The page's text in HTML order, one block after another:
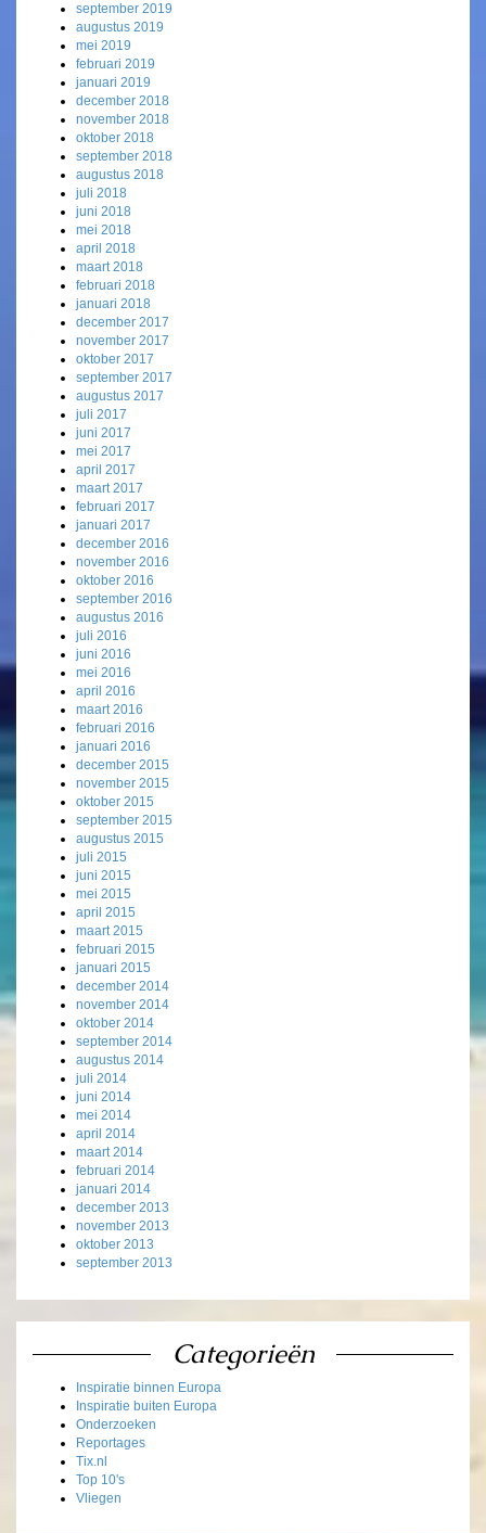
september 2019
augustus 2019
mei 2019
februari 2019
januari 2019
december 2018
november 2018
oktober 2018
september 2018
augustus 2018
juli 2018
juni 2018
mei 2018
april 2018
maart 2018
februari 2018
januari 2018
december 2017
november 2017
oktober 2017
september 2017
augustus 2017
juli 2017
juni 2017
mei 2017
april 2017
maart 2017
februari 2017
januari 2017
december 2016
november 2016
oktober 2016
september 2016
augustus 2016
juli 2016
juni 2016
mei 2016
april 2016
maart 2016
februari 2016
januari 2016
december 2015
november 2015
oktober 2015
september 2015
augustus 2015
juli 2015
juni 2015
mei 2015
april 2015
maart 2015
februari 2015
januari 2015
december 2014
november 2014
oktober 2014
september 2014
augustus 2014
juli 2014
juni 2014
mei 2014
april 2014
maart 2014
februari 2014
januari 2014
december 2013
november 2013
oktober 2013
september 2013
Categorieën
Inspiratie binnen Europa
Inspiratie buiten Europa
Onderzoeken
Reportages
Tix.nl
Top 10's
Vliegen